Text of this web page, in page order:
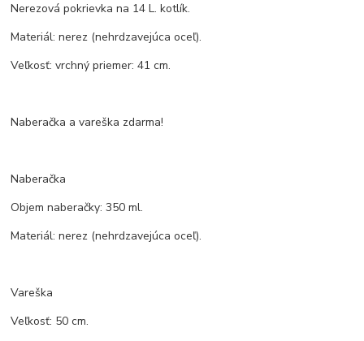
Nerezová pokrievka na 14 L. kotlík.
Materiál: nerez (nehrdzavejúca oceľ).
Veľkosť: vrchný priemer: 41 cm.
Naberačka a vareška zdarma!
Naberačka
Objem naberačky: 350 ml.
Materiál: nerez (nehrdzavejúca oceľ).
Vareška
Veľkosť: 50 cm.